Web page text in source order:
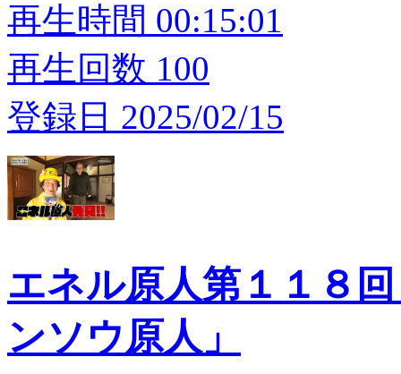
再生時間 00:15:01
再生回数 100
登録日 2025/02/15
エネル原人第１１８
ンソウ原人」